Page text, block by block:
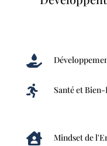

 Santé et
 Mindset de